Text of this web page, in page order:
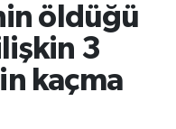
öldüğü
3
kaçma